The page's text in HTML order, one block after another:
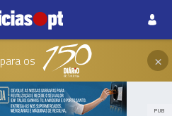
para os ×
PUB